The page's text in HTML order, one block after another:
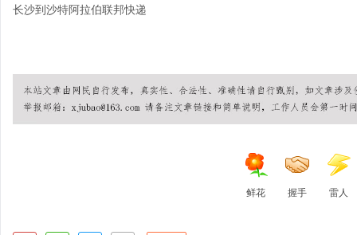
长沙到沙特阿拉伯联邦快递
鲜花 握手 雷人